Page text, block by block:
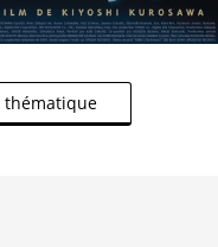
thématique